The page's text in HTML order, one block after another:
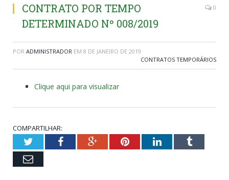
CONTRATO POR TEMPO
DETERMINADO Nº 008/2019
0
POR ADMINISTRADOR EM 8 DE JANEIRO DE 2019
CONTRATOS TEMPORÁRIOS
Clique aqui para visualizar
COMPARTILHAR:
TwitterFacebookGoogle+PinterestLinkedInTumblr
Email